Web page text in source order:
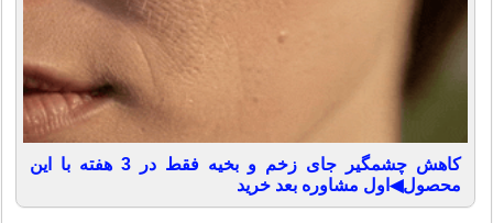
کاهش چشمگیر جای زخم و بخیه فقط در 3 هفته با این
محصول◀اول مشاوره بعد خرید